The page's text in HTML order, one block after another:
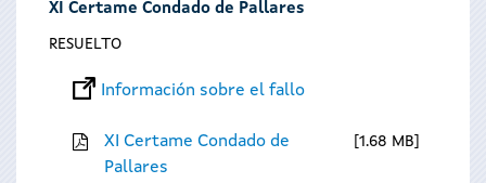
XI Certame Condado de Pallares
RESUELTO
Información sobre el fallo
XI Certame Condado de
Pallares
1.68 MB